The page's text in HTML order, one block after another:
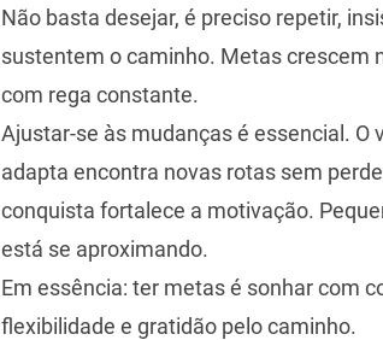
Não basta desejar, é preciso repetir,
sustentem o caminho. Metas crescem
com rega constante.
Ajustar-se às mudanças é essencial. O
adapta encontra novas rotas sem
conquista fortalece a motivação.
está se aproximando.
Em essência: ter metas é sonhar com
flexibilidade e gratidão pelo caminho.